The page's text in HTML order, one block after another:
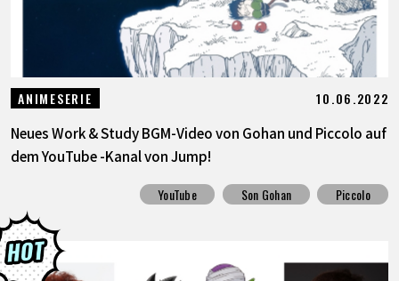
ANIMESERIE 10.06.2022
Neues Work & Study BGM-Video von Gohan und Piccolo auf
dem YouTube -Kanal von Jump!
YouTube Son Gohan Piccolo